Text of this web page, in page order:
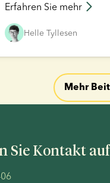
Entscheidung bereut?
Erfahren Sie mehr
Helle Tyllesen
Mehr
Sie Kontakt auf